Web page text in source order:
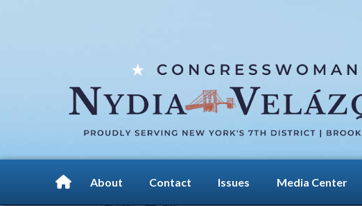
About Contact Issues Media Center